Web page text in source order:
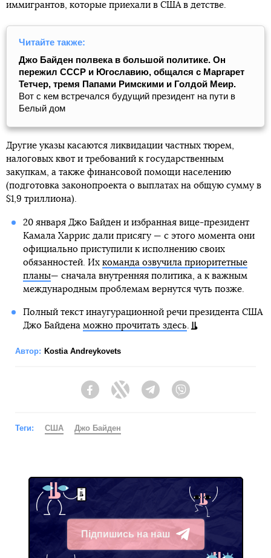
иммигрантов, которые приехали в США в детстве.
Читайте также:
Джо Байден полвека в большой политике. Он
пережил СССР и Югославию, общался с Маргарет
Тетчер, тремя Папами Римскими и Голдой Меир.
Вот с кем встречался будущий президент на пути в
Белый дом
Другие указы касаются ликвидации частных тюрем,
налоговых квот и требований к государственным
закупкам, а также финансовой помощи населению
(подготовка законопроекта о выплатах на общую сумму в
$1,9 триллиона).
20 января Джо Байден и избранная вице-президент
Камала Харрис дали присягу — с этого момента они
официально приступили к исполнению своих
обязанностей. Их команда озвучила приоритетные
планы— сначала внутренняя политика, а к важным
международным проблемам вернутся чуть позже.
Полный текст инаугурационной речи президента США
Джо Байдена можно прочитать здесь.
Автор: Kostia Andreykovets
FacebookTwitter Telegram
Теги: США Джо Байден
Підпишись на наш
Telegram